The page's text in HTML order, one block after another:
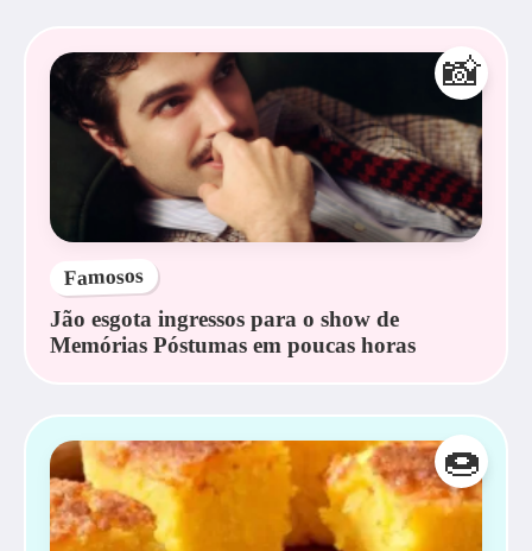
📸
Famosos
Jão esgota ingressos para o show de
Memórias Póstumas em poucas horas
🍩